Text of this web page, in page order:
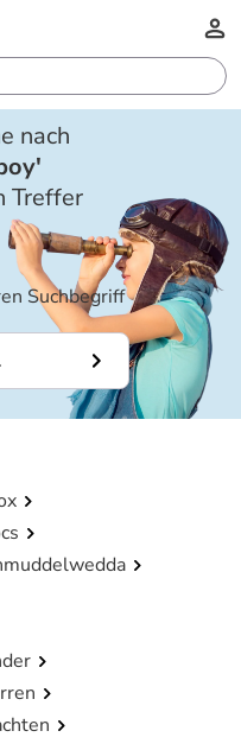
nach
'
Treffer
Suchbegriff